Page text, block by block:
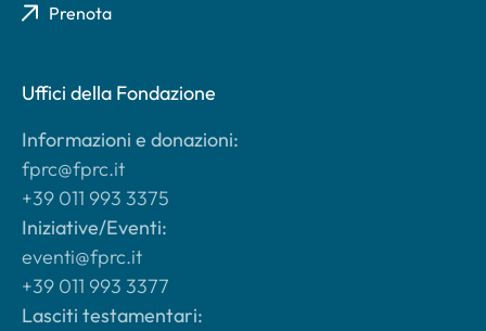
Prenota
Uffici della Fondazione
Informazioni e donazioni:
fprc@fprc.it
+39 011 993 3375
Iniziative/Eventi:
eventi@fprc.it
+39 011 993 3377
Lasciti testamentari: